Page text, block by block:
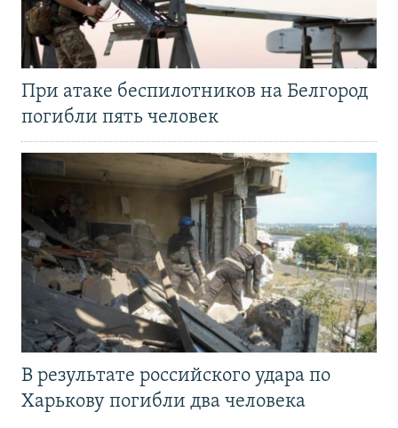
При атаке беспилотников на Белгород
погибли пять человек
В результате российского удара по
Харькову погибли два человека